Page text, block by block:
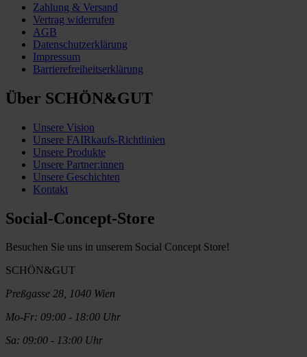
Zahlung & Versand
Vertrag widerrufen
AGB
Datenschutzerklärung
Impressum
Barrierefreiheitserklärung
Über SCHÖN&GUT
Unsere Vision
Unsere FAIRkaufs-Richtlinien
Unsere Produkte
Unsere Partner:innen
Unsere Geschichten
Kontakt
Social-Concept-Store
Besuchen Sie uns in unserem Social Concept Store!
SCHÖN&GUT
Preßgasse 28, 1040 Wien
Mo-Fr: 09:00 - 18:00 Uhr
Sa: 09:00 - 13:00 Uhr